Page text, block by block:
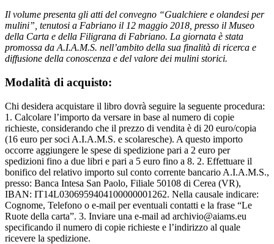
Il volume presenta gli atti del convegno “Gualchiere e olandesi per
mulini”, tenutosi a Fabriano il 12 maggio 2018, presso il Museo
della Carta e della Filigrana di Fabriano. La giornata è stata
promossa da A.I.A.M.S. nell’ambito della sua finalità di ricerca e
diffusione della conoscenza e del valore dei mulini storici.
Modalità di acquisto:
Chi desidera acquistare il libro dovrà seguire la seguente procedura:
1. Calcolare l’importo da versare in base al numero di copie
richieste, considerando che il prezzo di vendita è di 20 euro/copia
(16 euro per soci A.I.A.M.S. e scolaresche). A questo importo
occorre aggiungere le spese di spedizione pari a 2 euro per
spedizioni fino a due libri e pari a 5 euro fino a 8. 2. Effettuare il
bonifico del relativo importo sul conto corrente bancario A.I.A.M.S.,
presso: Banca Intesa San Paolo, Filiale 50108 di Cerea (VR),
IBAN: IT14L0306959404100000001262. Nella causale indicare:
Cognome, Telefono o e-mail per eventuali contatti e la frase “Le
Ruote della carta”. 3. Inviare una e-mail ad archivio@aiams.eu
specificando il numero di copie richieste e l’indirizzo al quale
ricevere la spedizione.